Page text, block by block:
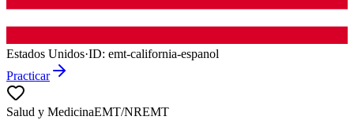
Estados Unidos·ID: emt-california-espanol
Practicar
Salud y MedicinaEMT/NREMT